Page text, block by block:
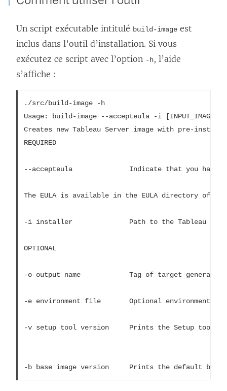
Un script exécutable intitulé build-image est
inclus dans l’outil d’installation. Si vous
exécutez ce script avec l’option -h, l’aide
s’affiche :
./src/build-image -h
Usage: build-image --accepteula -i
Creates new Tableau Server image with pre-
REQUIRED
--accepteula              Indicate that you have
The EULA is available in the EULA directory of
-i installer              Path to the Tableau
OPTIONAL
-o output name            Tag of target generated
-e environment file       Optional environment
-v setup tool version     Prints the Setup tool
-b base image version     Prints the default base